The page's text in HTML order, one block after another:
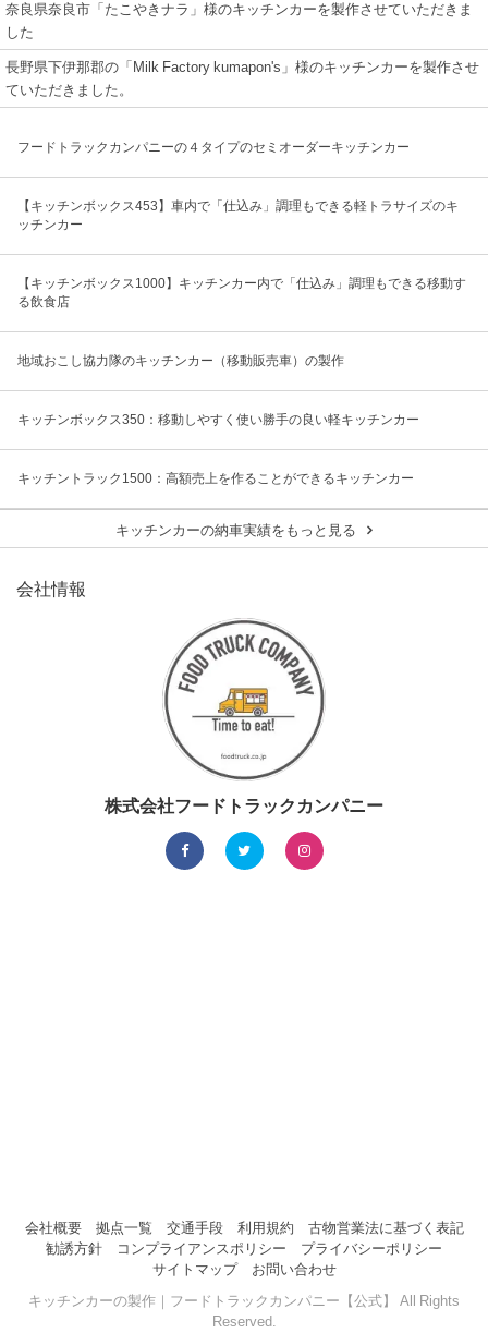
奈良県奈良市「たこやきナラ」様のキッチンカーを製作させていただきま
した
長野県下伊那郡の「Milk Factory kumapon's」様のキッチンカーを製作させ
ていただきました。
フードトラックカンパニーの４タイプのセミオーダーキッチンカー
【キッチンボックス453】車内で「仕込み」調理もできる軽トラサイズのキ
ッチンカー
【キッチンボックス1000】キッチンカー内で「仕込み」調理もできる移動す
る飲食店
地域おこし協力隊のキッチンカー（移動販売車）の製作
キッチンボックス350：移動しやすく使い勝手の良い軽キッチンカー
キッチントラック1500：高額売上を作ることができるキッチンカー
キッチンカーの納車実績をもっと見る
会社情報
株式会社フードトラックカンパニー
会社概要 拠点一覧 交通手段 利用規約
古物営業法に基づく表記
勧誘方針
コンプライアンスポリシー
プライバシーポリシー
サイトマップ
お問い合わせ
キッチンカーの製作｜フードトラックカンパニー【公式】 All Rights
Reserved.